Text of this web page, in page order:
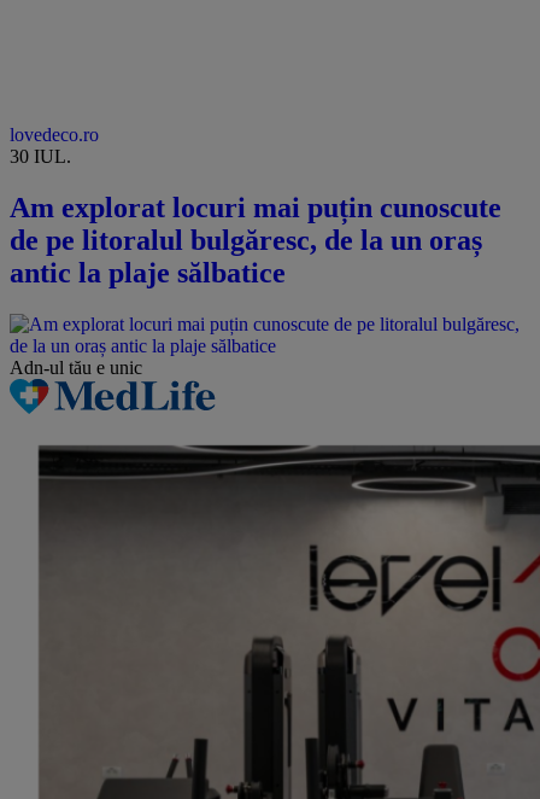
lovedeco.ro
30 IUL.
Am explorat locuri mai puțin cunoscute
de pe litoralul bulgăresc, de la un oraș
antic la plaje sălbatice
Adn-ul tău e unic